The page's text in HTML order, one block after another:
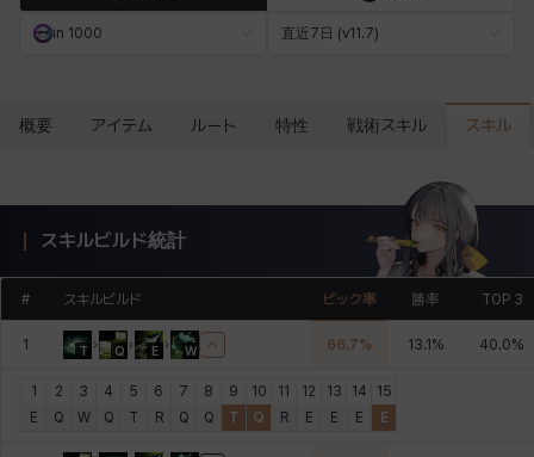
カーラ ガーネット キアラ
シャーロット
シュリン シルヴィア ジェニー ジャッキー スア セリーヌ
タジア ダイリン ダルコ ティア テオドール
ナディン ニッキー
in 1000 直近7日 (v11.7)
概要 アイテム ルート 特性 戦術スキル スキル
スキルビルド統計
# スキルビルド ピック率 勝率 TOP 3
1 T Q E W 66.7% 13.1 % 40.0%
1
E
2
Q
3
W
4
Q
5
T
6
R
7
Q
8
Q
9
T
10
Q
11
R
12
E
13
E
14
E
15
E